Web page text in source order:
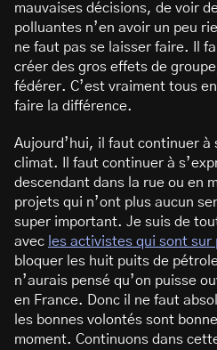
mauvaises décisions, de voir
polluantes n’en avoir un peu
ne faut pas se laisser faire. Il
créer des gros effets de
fédérer. C’est vraiment tous
faire la différence.
Aujourd’hui, il faut continuer à
climat. Il faut continuer à
descendant dans la rue ou en
projets qui n’ont plus aucun
super important. Je suis de
avec les activistes qui sont sur
bloquer les huit puits de
n’aurais pensé qu’on puisse
en France. Donc il ne faut
les bonnes volontés sont
moment. Continuons dans